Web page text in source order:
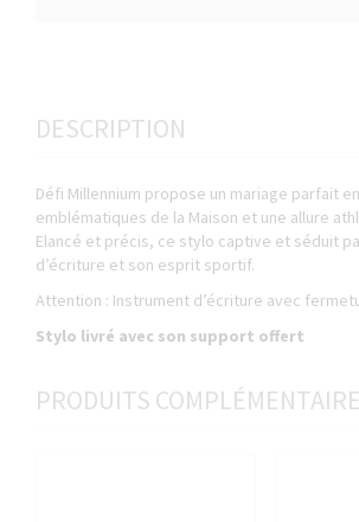
DESCRIPTION
Défi Millennium propose un mariage parfait
emblématiques de la Maison et une allure
Elancé et précis, ce stylo captive et séduit
d’écriture et son esprit sportif.
Attention : Instrument d’écriture avec
Stylo livré avec son support offert
PRODUITS